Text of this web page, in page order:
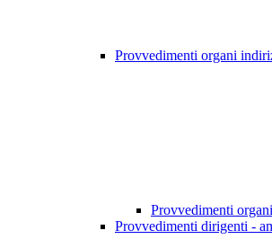
Provvedimenti organi
Provvedimenti
Provvedimenti dirigenti -